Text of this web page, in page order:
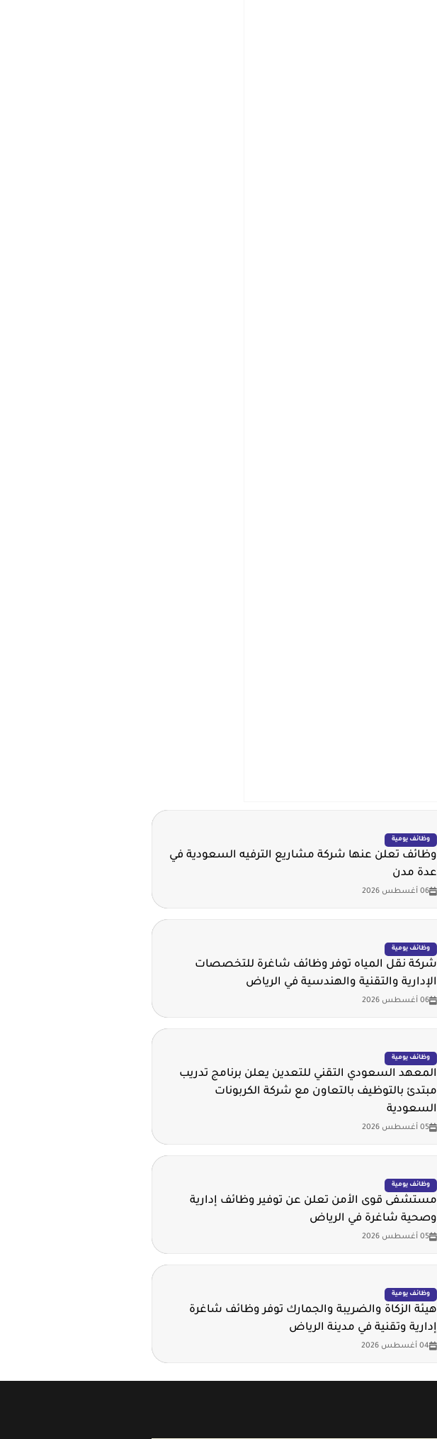
وظائف يومية
وظائف تعلن عنها شركة مشاريع الترفيه السعودية في
عدة مدن
06 أغسطس 2026
وظائف يومية
شركة نقل المياه توفر وظائف شاغرة للتخصصات
الإدارية والتقنية والهندسية في الرياض
06 أغسطس 2026
وظائف يومية
المعهد السعودي التقني للتعدين يعلن برنامج تدريب
مبتدئ بالتوظيف بالتعاون مع شركة الكربونات
السعودية
05 أغسطس 2026
وظائف يومية
مستشفى قوى الأمن تعلن عن توفير وظائف إدارية
وصحية شاغرة في الرياض
05 أغسطس 2026
وظائف يومية
هيئة الزكاة والضريبة والجمارك توفر وظائف شاغرة
إدارية وتقنية في مدينة الرياض
04 أغسطس 2026